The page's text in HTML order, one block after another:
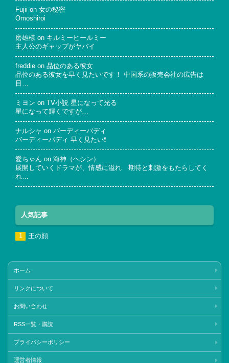
Fujii on 女の秘密
Omoshiroi
磨雄様 on キルミーヒールミー
主人公のギャップがヤバイ
freddie on 品位のある彼女
品位のある彼女を早く見たいです！ 中国系の販売会社の広告は
目…
ミヨン on TV小説 星になって光る
星になって輝くですが…
ナルシャ on バーディーバディ
バーディーバディ 早く見たい❗
愛ちゃん on 海神（ヘシン）
展開していくドラマが、情感に溢れ 期待と刺激をもたらしてく
れ…
人気記事
王の顔
ホーム
リンクについて
お問い合わせ
RSS一覧・購読
プライバシーポリシー
運営者情報